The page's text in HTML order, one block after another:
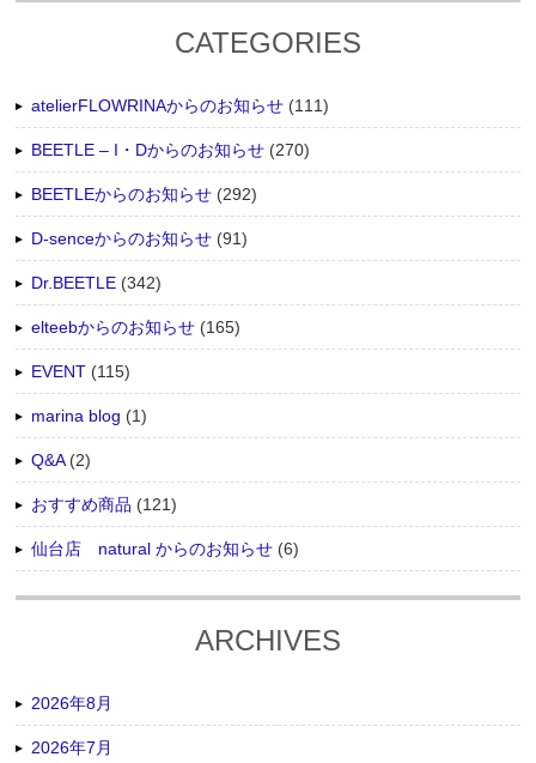
CATEGORIES
atelierFLOWRINAからのお知らせ (111)
BEETLE – I・Dからのお知らせ (270)
BEETLEからのお知らせ (292)
D-senceからのお知らせ (91)
Dr.BEETLE (342)
elteebからのお知らせ (165)
EVENT (115)
marina blog (1)
Q&A(2)
おすすめ商品 (121)
仙台店 natural からのお知らせ (6)
ARCHIVES
2026年8月
2026年7月